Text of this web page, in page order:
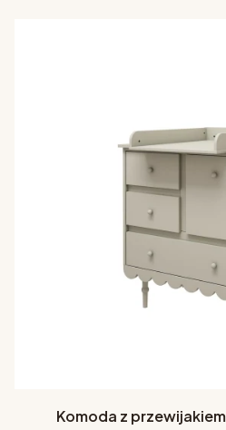
Komoda z